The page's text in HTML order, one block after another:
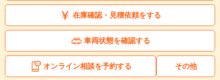
在庫確認・見積依頼をする
車両状態を確認する
オンライン相談を予約する その他